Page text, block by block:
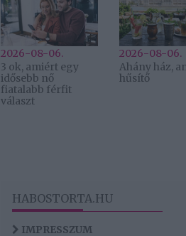
2026-08-06.
3 ok, amiért egy
idősebb nő
fiatalabb férfit
választ
2026-08-06.
Ahány ház,
hűsítő
HABOSTORTA.HU
IMPRESSZUM